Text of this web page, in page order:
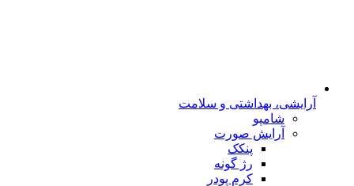
آرایشی، بهداشتی و سلامت
شامپو
آرایش صورت
پنکک
رژ گونه
کرم پودر